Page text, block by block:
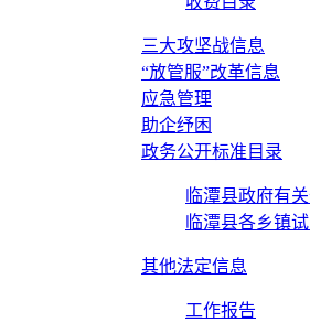
三大攻坚战信息
“放管服”改革信息
应急管理
助企纾困
政务公开标准目录
临潭县政府有
临潭县各乡镇
其他法定信息
工作报告